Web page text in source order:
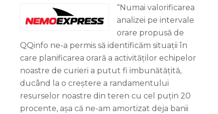
“Numai valorificarea
analizei pe intervale
orare propusă de
QQinfo ne-a permis să identificăm situații în
care planificarea orară a activităților echipelor
noastre de curieri a putut fi imbunătățită,
ducând la o creștere a randamentului
resurselor noastre din teren cu cel puțin 20
procente, așa că ne-am amortizat deja banii